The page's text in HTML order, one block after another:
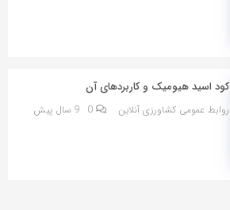
کود اسید هیومیک و کاربردهای آن
روابط عمومی کشاورزی آنلاین 0 9 سال پیش